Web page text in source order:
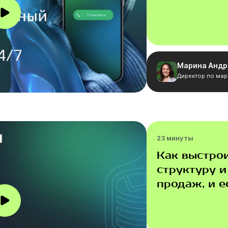
Марина
Директор по
23 минуты
Как
структуру
продаж, и